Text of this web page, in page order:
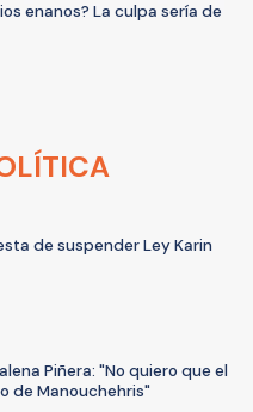
enanos? La culpa sería de
de suspender Ley Karin
Piñera: "No quiero que el
de Manouchehris"